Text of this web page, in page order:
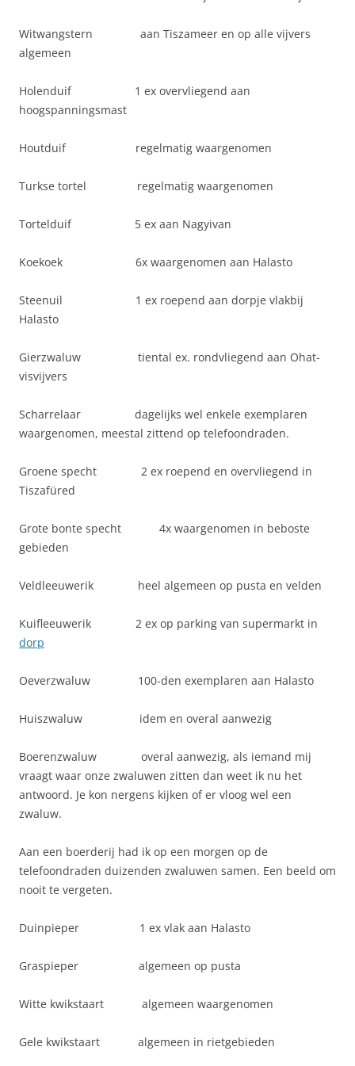
Witwangstern aan Tiszameer en op alle vijvers
algemeen
Holenduif 1 ex overvliegend aan
hoogspanningsmast
Houtduif regelmatig waargenomen
Turkse tortel regelmatig waargenomen
Tortelduif 5 ex aan Nagyivan
Koekoek 6x waargenomen aan Halasto
Steenuil 1 ex roepend aan dorpje vlakbij
Halasto
Gierzwaluw tiental ex. rondvliegend aan Ohat-
visvijvers
Scharrelaar dagelijks wel enkele exemplaren
waargenomen, meestal zittend op telefoondraden.
Groene specht 2 ex roepend en overvliegend in
Tiszafüred
Grote bonte specht 4x waargenomen in beboste
gebieden
Veldleeuwerik heel algemeen op pusta en velden
Kuifleeuwerik 2 ex op parking van supermarkt in
dorp
Oeverzwaluw 100-den exemplaren aan Halasto
Huiszwaluw idem en overal aanwezig
Boerenzwaluw overal aanwezig, als iemand mij
vraagt waar onze zwaluwen zitten dan weet ik nu het
antwoord. Je kon nergens kijken of er vloog wel een
zwaluw.
Aan een boerderij had ik op een morgen op de
telefoondraden duizenden zwaluwen samen. Een beeld om
nooit te vergeten.
Duinpieper 1 ex vlak aan Halasto
Graspieper algemeen op pusta
Witte kwikstaart algemeen waargenomen
Gele kwikstaart algemeen in rietgebieden